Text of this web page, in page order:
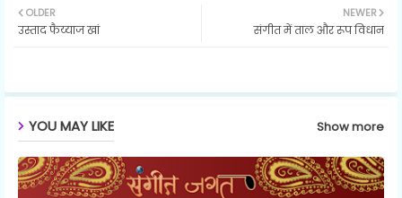
NEWER
संगीत में ताल और रूप विधान
OLDER
उस्ताद फैय्याज खां
YOU MAY LIKE Show more